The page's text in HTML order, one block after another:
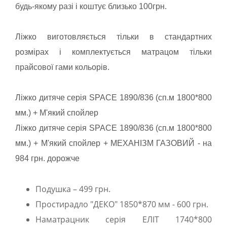
будь-якому разі і коштує близько 100грн.
Ліжко виготовляється тільки в стандартних
розмірах і комплектується матрацом тільки
прайсової гами кольорів.
Ліжко дитяче серія SPACE 1890/836 (сп.м 1800*800
мм.) + М'який спойлер
Ліжко дитяче серія SPACE 1890/836 (сп.м 1800*800
мм.) + М'який спойлер + МЕХАНІЗМ ГАЗОВИЙ - на
984 грн. дорожче
Подушка – 499 грн.
Простирадло "ДЕКО" 1850*870 мм - 600 грн.
Наматрацник серія ЕЛІТ 1740*800